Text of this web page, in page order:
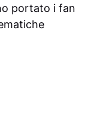
portato i fan